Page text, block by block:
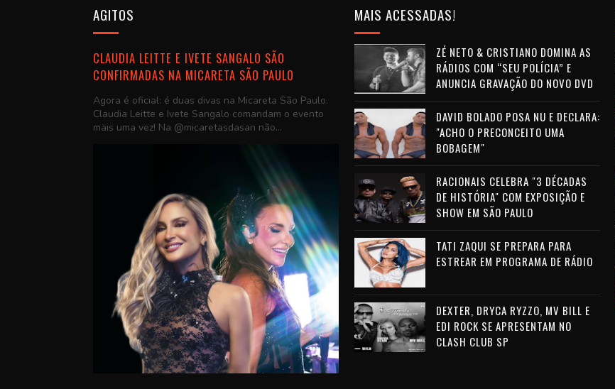
AGITOS
CLAUDIA LEITTE E IVETE SANGALO SÃO
CONFIRMADAS NA MICARETA SÃO PAULO
Agora é oficial: é duas divas na Micareta São Paulo.
Claudia Leitte e Ivete Sangalo comandam o evento
mais uma vez! Na @micaretasdasan não...
MAIS ACESSADAS!
ZÉ NETO & CRISTIANO DOMINA AS
RÁDIOS COM “SEU POLÍCIA” E
ANUNCIA GRAVAÇÃO DO NOVO DVD
DAVID BOLADO POSA NU E DECLARA:
"ACHO O PRECONCEITO UMA
BOBAGEM"
RACIONAIS CELEBRA "3 DÉCADAS
DE HISTÓRIA" COM EXPOSIÇÃO E
SHOW EM SÃO PAULO
TATI ZAQUI SE PREPARA PARA
ESTREAR EM PROGRAMA DE RÁDIO
DEXTER, DRYCA RYZZO, MV BILL E
EDI ROCK SE APRESENTAM NO
CLASH CLUB SP